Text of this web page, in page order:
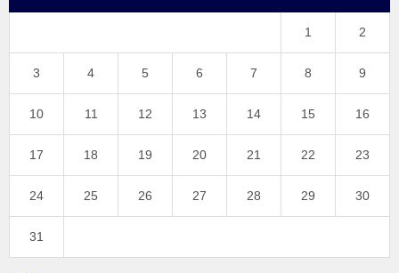
1 2
3 4 5 6 7 8 9
10 11 12 13 14 15 16
17 18 19 20 21 22 23
24 25 26 27 28 29 30
31